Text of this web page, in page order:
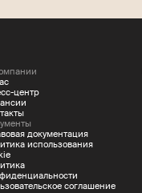
центр
документация
использования
соглашение